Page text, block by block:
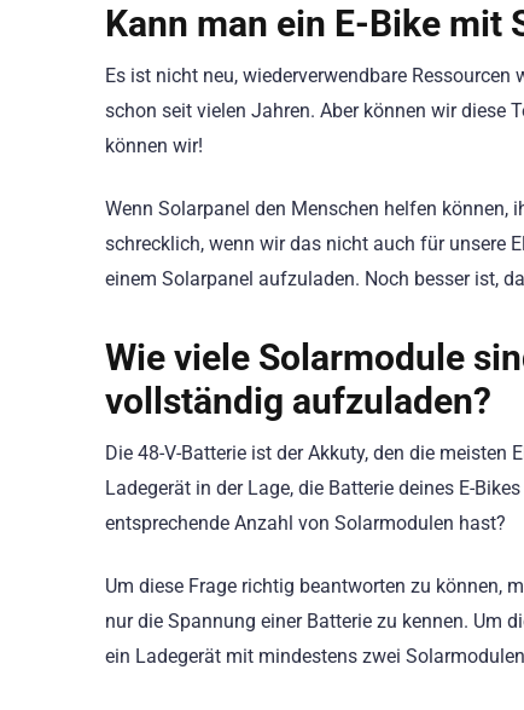
Kann man ein E-Bike mit
Es ist nicht neu, wiederverwendbare
schon seit vielen Jahren. Aber können wir diese
können wir!
Wenn Solarpanel den Menschen helfen können,
schrecklich, wenn wir das nicht auch für unsere
einem Solarpanel aufzuladen. Noch besser ist,
Wie viele Solarmodule
vollständig aufzuladen?
Die 48-V-Batterie ist der Akkuty, den die
Ladegerät in der Lage, die Batterie deines E-
entsprechende Anzahl von Solarmodulen hast?
Um diese Frage richtig beantworten zu können,
nur die Spannung einer Batterie zu kennen. Um
ein Ladegerät mit mindestens zwei